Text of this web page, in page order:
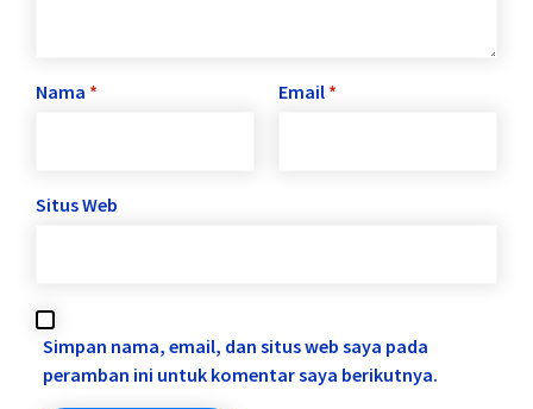
Nama * Email *
Situs Web
Simpan nama, email, dan situs web saya pada
peramban ini untuk komentar saya berikutnya.